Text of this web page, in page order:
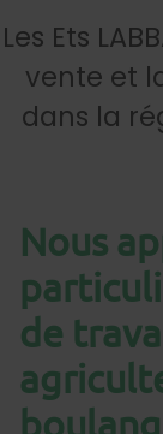
Les Ets
vente et
dans la
Nous
de